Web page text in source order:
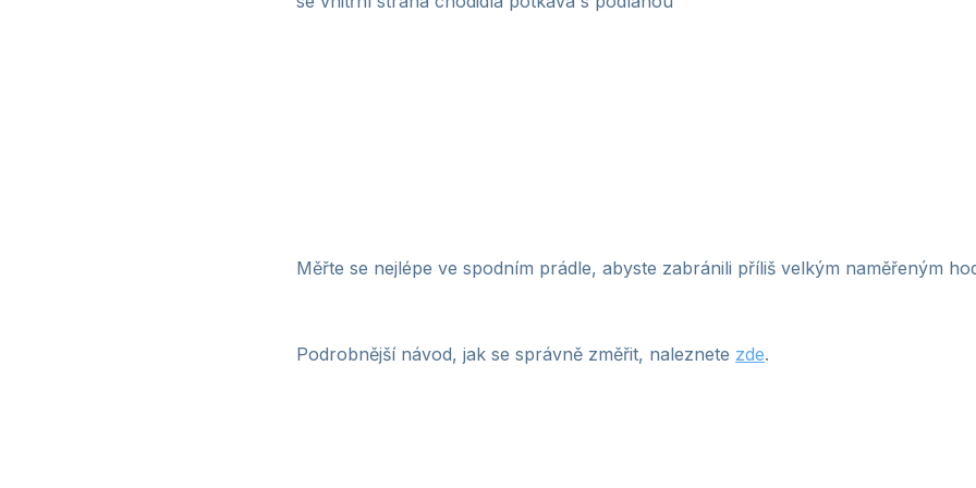
Měřte se nejlépe ve spodním prádle, abyste zabránili příliš velkým naměřeným
Podrobnější návod, jak se správně změřit, naleznete zde.